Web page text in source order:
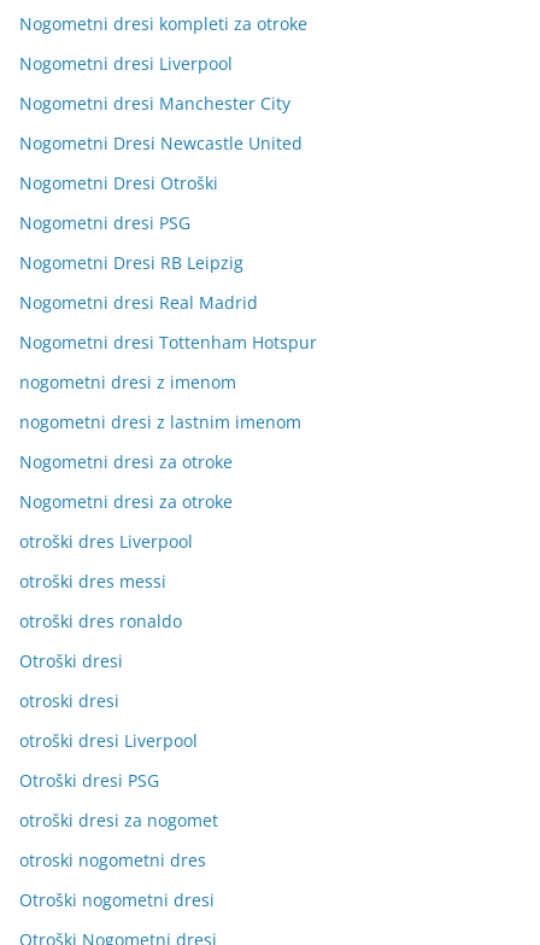
Nogometni dresi kompleti za otroke
Nogometni dresi Liverpool
Nogometni dresi Manchester City
Nogometni Dresi Newcastle United
Nogometni Dresi Otroški
Nogometni dresi PSG
Nogometni Dresi RB Leipzig
Nogometni dresi Real Madrid
Nogometni dresi Tottenham Hotspur
nogometni dresi z imenom
nogometni dresi z lastnim imenom
Nogometni dresi za otroke
Nogometni dresi za otroke
otroški dres Liverpool
otroški dres messi
otroški dres ronaldo
Otroški dresi
otroski dresi
otroški dresi Liverpool
Otroški dresi PSG
otroški dresi za nogomet
otroski nogometni dres
Otroški nogometni dresi
Otroški Nogometni dresi